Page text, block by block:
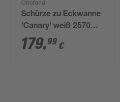
Ottofond
Schürze zu Eckwanne
'Canary' weiß 2570
mm
179,99 €